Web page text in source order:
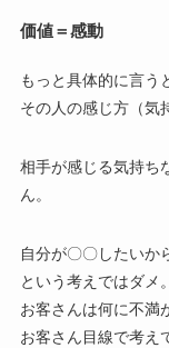
価値＝感動
もっと具体的に言う
その人の感じ方（気
相手が感じる気持ち
ん。
自分が〇〇したいか
という考えではダメ。
お客さんは何に不満
お客さん目線で考え